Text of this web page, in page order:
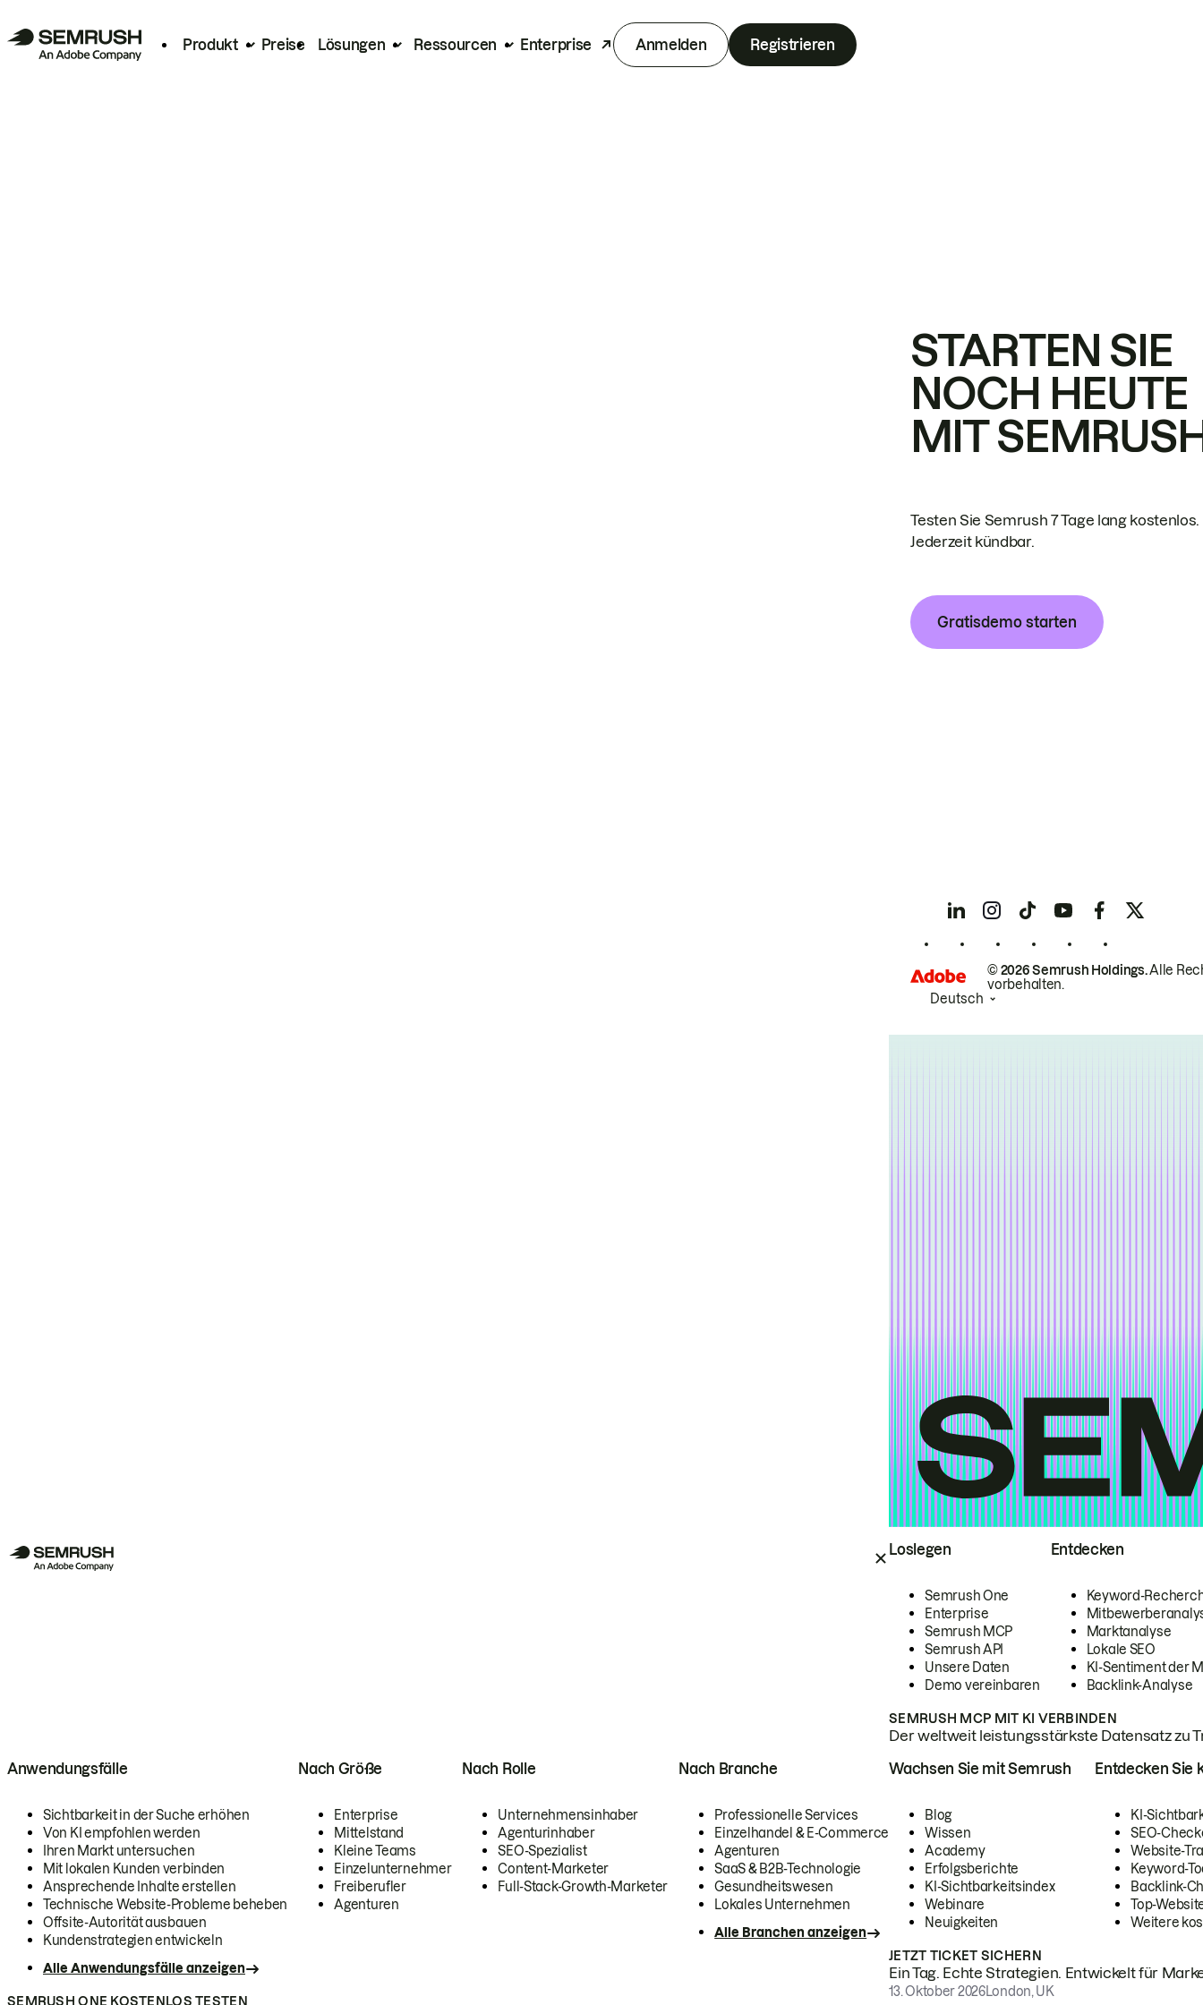
Produkt Preise Lösungen Ressourcen Enterprise Anmelden Registrieren
Loslegen
Semrush One
Enterprise
Semrush MCP
Semrush API
Unsere Daten
Demo vereinbaren
Entdecken
Keyword-
Marktanalyse
Lokale SEO
KI-Sentiment der
Backlink-Analyse
SEMRUSH MCP MIT KI VERBINDEN
Der weltweit leistungsstärkste Datensatz zu
Anwendungsfälle
Sichtbarkeit in der Suche erhöhen
Von KI empfohlen werden
Ihren Markt untersuchen
Mit lokalen Kunden verbinden
Ansprechende Inhalte erstellen
Technische Website-Probleme beheben
Offsite-Autorität ausbauen
Kundenstrategien entwickeln
Alle Anwendungsfälle anzeigen
Nach Größe
Enterprise
Mittelstand
Kleine Teams
Einzelunternehmer
Freiberufler
Agenturen
Nach Rolle
Unternehmensinhaber
Agenturinhaber
SEO-Spezialist
Content-Marketer
Full-Stack-Growth-Marketer
Nach Branche
Professionelle Services
Einzelhandel & E-Commerce
Agenturen
SaaS & B2B-Technologie
Gesundheitswesen
Lokales Unternehmen
Alle Branchen anzeigen
SEMRUSH ONE KOSTENLOS TESTEN
Wachsen Sie mit Semrush
Blog
Wissen
Academy
Erfolgsberichte
KI-Sichtbarkeitsindex
Webinare
Neuigkeiten
Entdecken Sie
KI-
SEO-
Website-
Keyword-
Backlink-
Top-
Weitere
JETZT TICKET SICHERN
Ein Tag. Echte Strategien. Entwickelt für
13. Oktober 2026London, UK
STARTEN SIE
NOCH HEUTE
MIT
Testen Sie Semrush 7 Tage lang kostenlos.
Jederzeit kündbar.
Gratisdemo starten
© 2026 Semrush Holdings.Alle
vorbehalten.
Deutsch